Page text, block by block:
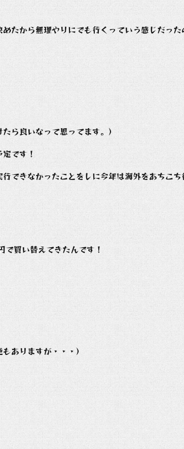
たから無理やりにでも行くっていう感じだっ
ら良いなって思ってます。）
です！
できなかったことをしに今年は海外をあちこち
買い替えてきたんです！
ありますが・・・）